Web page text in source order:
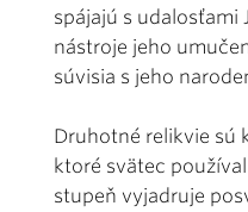
spájajú s udalosťami
nástroje jeho
súvisia s jeho
Druhotné relikvie sú
ktoré svätec
stupeň vyjadruje